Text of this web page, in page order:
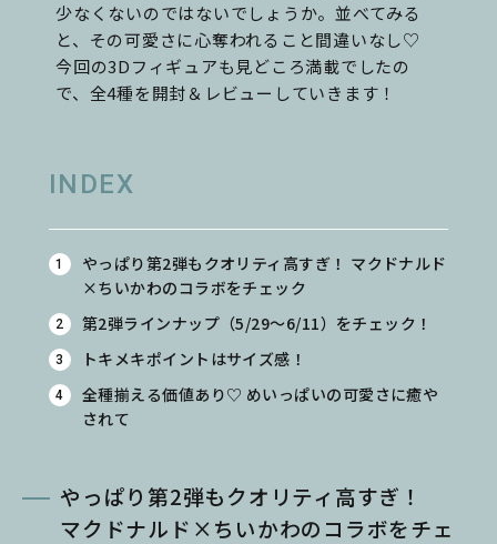
少なくないのではないでしょうか。並べてみる
と、その可愛さに心奪われること間違いなし♡
今回の3Dフィギュアも見どころ満載でしたの
で、全4種を開封＆レビューしていきます！
INDEX
やっぱり第2弾もクオリティ高すぎ！ マクドナルド
×ちいかわのコラボをチェック
第2弾ラインナップ（5/29～6/11）をチェック！
トキメキポイントはサイズ感！
全種揃える価値あり♡ めいっぱいの可愛さに癒や
されて
やっぱり第2弾もクオリティ高すぎ！
マクドナルド×ちいかわのコラボをチェ